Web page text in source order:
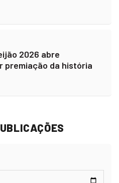
2026 abre
premiação da história